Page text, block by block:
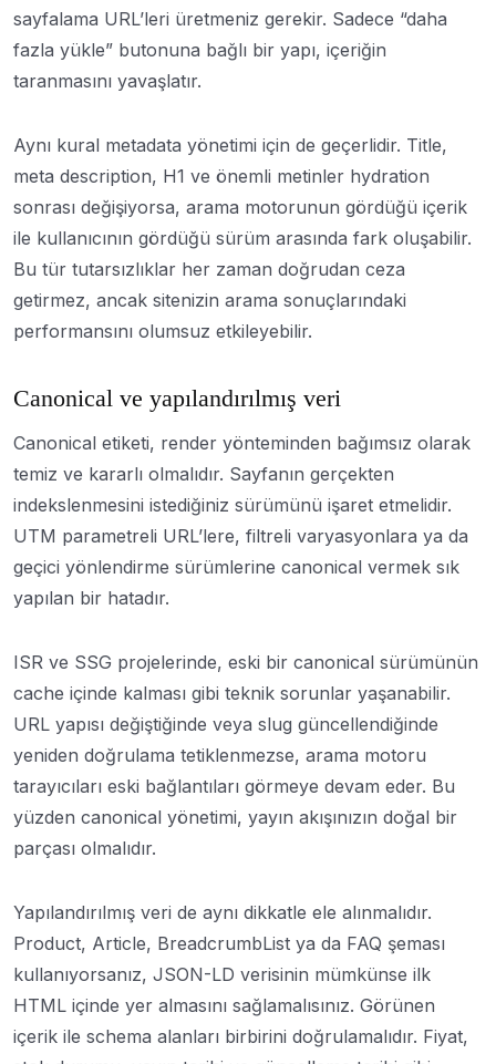
sayfalama URL’leri üretmeniz gerekir. Sadece “daha
fazla yükle” butonuna bağlı bir yapı, içeriğin
taranmasını yavaşlatır.
Aynı kural metadata yönetimi için de geçerlidir. Title,
meta description, H1 ve önemli metinler hydration
sonrası değişiyorsa, arama motorunun gördüğü içerik
ile kullanıcının gördüğü sürüm arasında fark oluşabilir.
Bu tür tutarsızlıklar her zaman doğrudan ceza
getirmez, ancak sitenizin arama sonuçlarındaki
performansını olumsuz etkileyebilir.
Canonical ve yapılandırılmış veri
Canonical etiketi, render yönteminden bağımsız olarak
temiz ve kararlı olmalıdır. Sayfanın gerçekten
indekslenmesini istediğiniz sürümünü işaret etmelidir.
UTM parametreli URL’lere, filtreli varyasyonlara ya da
geçici yönlendirme sürümlerine canonical vermek sık
yapılan bir hatadır.
ISR ve SSG projelerinde, eski bir canonical sürümünün
cache içinde kalması gibi teknik sorunlar yaşanabilir.
URL yapısı değiştiğinde veya slug güncellendiğinde
yeniden doğrulama tetiklenmezse, arama motoru
tarayıcıları eski bağlantıları görmeye devam eder. Bu
yüzden canonical yönetimi, yayın akışınızın doğal bir
parçası olmalıdır.
Yapılandırılmış veri de aynı dikkatle ele alınmalıdır.
Product, Article, BreadcrumbList ya da FAQ şeması
kullanıyorsanız, JSON-LD verisinin mümkünse ilk
HTML içinde yer almasını sağlamalısınız. Görünen
içerik ile schema alanları birbirini doğrulamalıdır. Fiyat,